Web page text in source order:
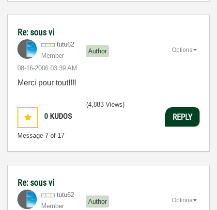
Re: sous vi
tutu62
Member
Author
‎08-16-2006 03:39 AM
Options
Merci pour tout!!!!
0 KUDOS
Message 7 of 17
(4,883 Views)
REPLY
Re: sous vi
tutu62
Member
Author Options